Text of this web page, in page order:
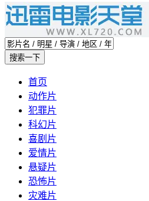
首页
动作片
犯罪片
科幻片
喜剧片
爱情片
悬疑片
恐怖片
灾难片